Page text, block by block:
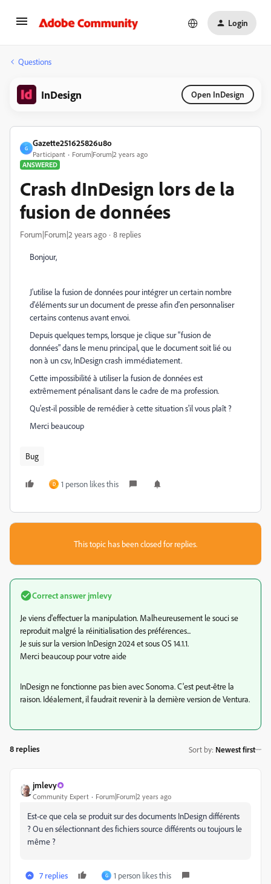
Login
Questions
InDesign Open InDesign
G
Gazette251625826u8o
Participant
Forum|Forum|2 years ago
ANSWERED
Crash dInDesign lors de la
fusion de données
Forum|Forum|2 years ago 8 replies
Bonjour,
J'utilise la fusion de données pour intégrer un certain nombre
d'éléments sur un document de presse afin d'en personnaliser
certains contenus avant envoi.
Depuis quelques temps, lorsque je clique sur "fusion de
données" dans le menu principal, que le document soit lié ou
non à un csv, InDesign crash immédiatement.
Cette impossibilité à utiliser la fusion de données est
extrêmement pénalisant dans le cadre de ma profession.
Qu'est-il possible de remédier à cette situation s'il vous plaît ?
Merci beaucoup
Bug
D 1 person likes this
This topic has been closed for replies.
Correct answer jmlevy
Je viens d'effectuer la manipulation. Malheureusement le souci se
reproduit malgré la réinitialisation des préférences...
Je suis sur la version InDesign 2024 et sous OS 14.1.1.
Merci beaucoup pour votre aide
InDesign ne fonctionne pas bien avec Sonoma. C'est peut-être la
raison. Idéalement, il faudrait revenir à la dernière version de Ventura.
8 replies Sort by: Newest first
jmlevy
Community Expert Forum|Forum|2 years ago
Est-ce que cela se produit sur des documents InDesign différents
? Ou en sélectionnant des fichiers source différents ou toujours le
même ?
7 replies G 1 person likes this